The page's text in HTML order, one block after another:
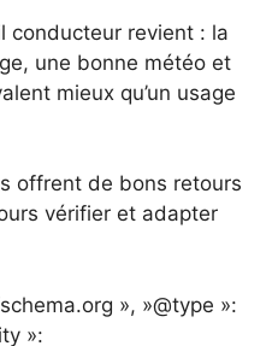
conducteur revient : la
une bonne météo et
mieux qu’un usage
offrent de bons retours
vérifier et adapter
», »@type »:
»: